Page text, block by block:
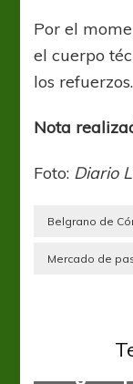
Por el
el cuerpo
los refuerzos.
Nota
Foto: Diario
Belgrano de
Mercado de
Liga